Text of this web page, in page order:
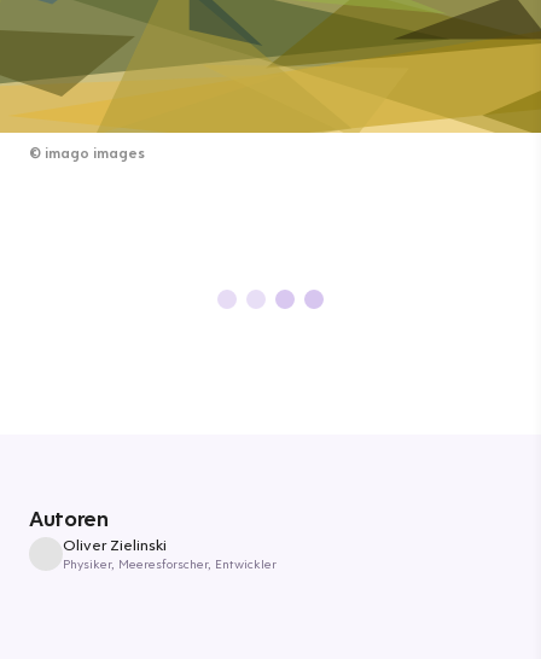
© imago images
Autoren
Oliver Zielinski
Physiker, Meeresforscher, Entwickler